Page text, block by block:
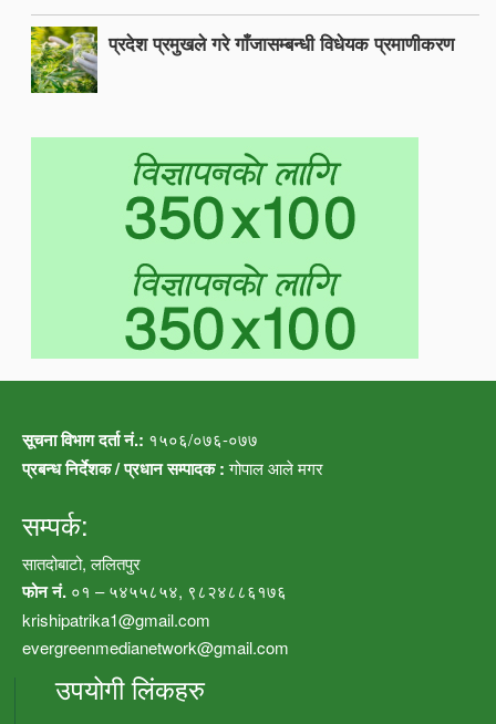
प्रदेश प्रमुखले गरे गाँजासम्बन्धी विधेयक प्रमाणीकरण
सूचना विभाग दर्ता नं.: १५०६/०७६-०७७
प्रबन्ध निर्देशक / प्रधान सम्पादक :गोपाल आले मगर
सम्पर्क:
सातदोबाटो, ललितपुर
फोन नं. ०१ – ५४५५८५४, ९८२४८८६१७६
krishipatrika1@gmail.com
evergreenmedianetwork@gmail.com
उपयोगी लिंकहरु